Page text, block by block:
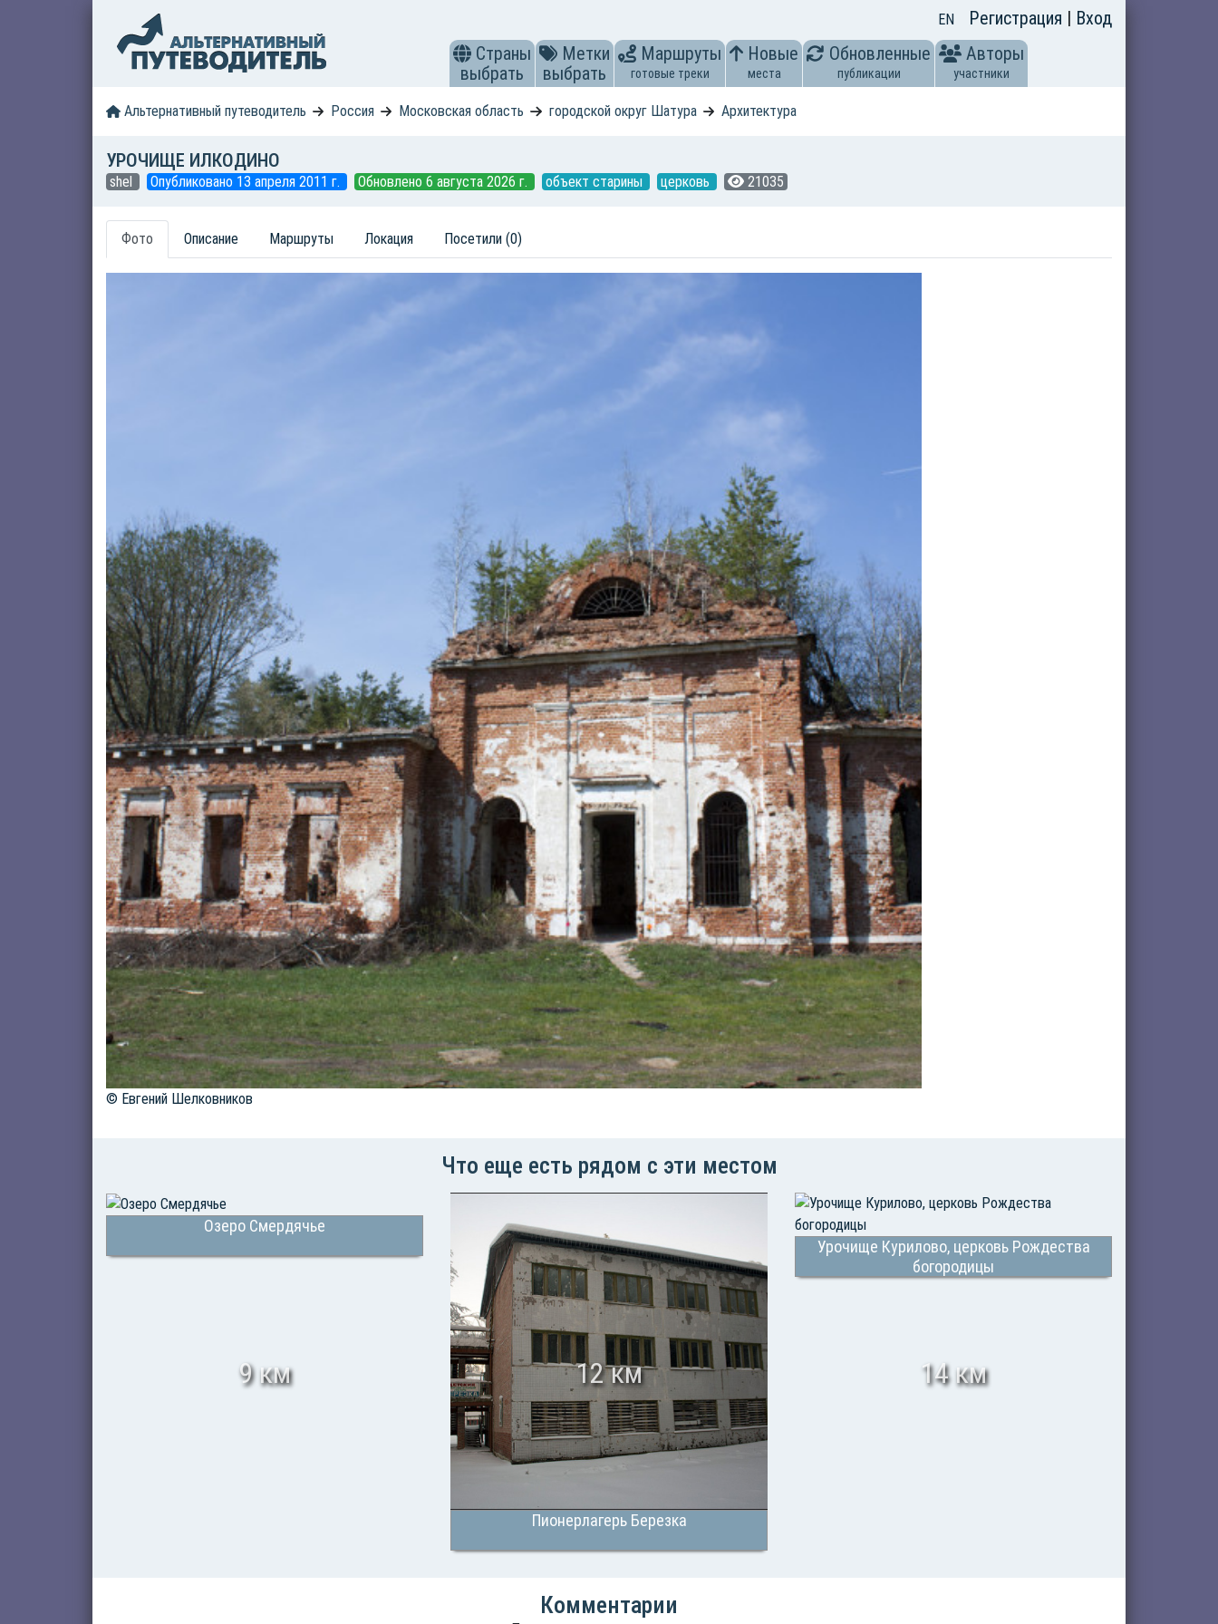
EN Регистрация | Вход
Страны
выбрать
Метки
выбрать
Маршруты
готовые треки
Новые
места
Обновленные
публикации
Авторы
участники
Альтернативный путеводитель Россия Московская область городской округ Шатура Архитектура
УРОЧИЩЕ ИЛКОДИНО
shel Опубликовано 13 апреля 2011 г. Обновлено 6 августа 2026 г. объект старины церковь 21035
Фото Описание Маршруты Локация Посетили (0)
© Евгений Шелковников
Что еще есть рядом с эти местом
Озеро Смердячье
9 км
Пионерлагерь Березка
12 км
Урочище Курилово, церковь Рождества
богородицы
14 км
Комментарии